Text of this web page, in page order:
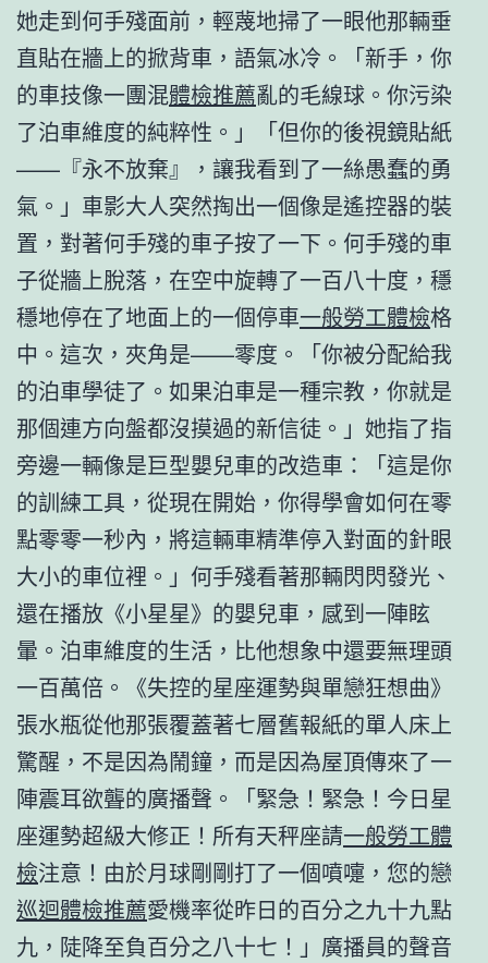
她走到何手殘面前，輕蔑地掃了一眼他那輛垂
直貼在牆上的掀背車，語氣冰冷。「新手，你
的車技像一團混體檢推薦亂的毛線球。你污染
了泊車維度的純粹性。」「但你的後視鏡貼紙
——『永不放棄』，讓我看到了一絲愚蠢的勇
氣。」車影大人突然掏出一個像是遙控器的裝
置，對著何手殘的車子按了一下。何手殘的車
子從牆上脫落，在空中旋轉了一百八十度，穩
穩地停在了地面上的一個停車一般勞工體檢格
中。這次，夾角是——零度。「你被分配給我
的泊車學徒了。如果泊車是一種宗教，你就是
那個連方向盤都沒摸過的新信徒。」她指了指
旁邊一輛像是巨型嬰兒車的改造車：「這是你
的訓練工具，從現在開始，你得學會如何在零
點零零一秒內，將這輛車精準停入對面的針眼
大小的車位裡。」何手殘看著那輛閃閃發光、
還在播放《小星星》的嬰兒車，感到一陣眩
暈。泊車維度的生活，比他想象中還要無理頭
一百萬倍。《失控的星座運勢與單戀狂想曲》
張水瓶從他那張覆蓋著七層舊報紙的單人床上
驚醒，不是因為鬧鐘，而是因為屋頂傳來了一
陣震耳欲聾的廣播聲。「緊急！緊急！今日星
座運勢超級大修正！所有天秤座請一般勞工體
檢注意！由於月球剛剛打了一個噴嚏，您的戀
巡迴體檢推薦愛機率從昨日的百分之九十九點
九，陡降至負百分之八十七！」廣播員的聲音